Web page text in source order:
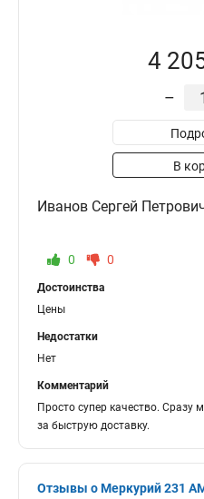
4
–
В
Иванов Сергей
0 0
Достоинства
Цены
Недостатки
Нет
Комментарий
Просто супер качество. Сразу
за быструю доставку.
Отзывы о Меркурий 231